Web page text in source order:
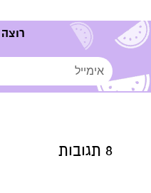
8 תגובות